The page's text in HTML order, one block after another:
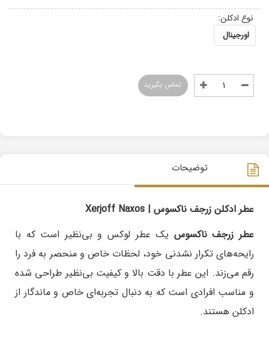
نوع ادکلن:
اورجینال
تماس بگیرید
توضیحات
عطر ادکلن زرجف ناکسوس | Xerjoff Naxos
عطر زرجف ناکسوس یک عطر لوکس و بی‌نظیر است که با
رایحه‌های تکرار نشدنی خود، لحظات خاص و منحصر به فرد را
رقم می‌زند. این عطر با دقت بالا و کیفیت بی‌نظیر طراحی شده
و مناسب افرادی است که به دنبال تجربه‌ای خاص و ماندگار از
ادکلن هستند.